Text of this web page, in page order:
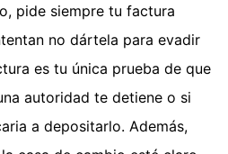
pide siempre tu factura
no dártela para evadir
es tu única prueba de que
autoridad te detiene o si
a depositarlo. Además,